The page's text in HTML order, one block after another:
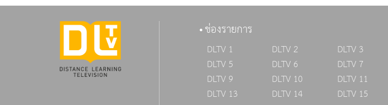
ช่องรายการ
DLTV 1 DLTV 2 DLTV 3
DLTV 5
DLTV 6 DLTV 7
DLTV 9
DLTV 10 DLTV 11
DLTV 13
DLTV 14 DLTV 15